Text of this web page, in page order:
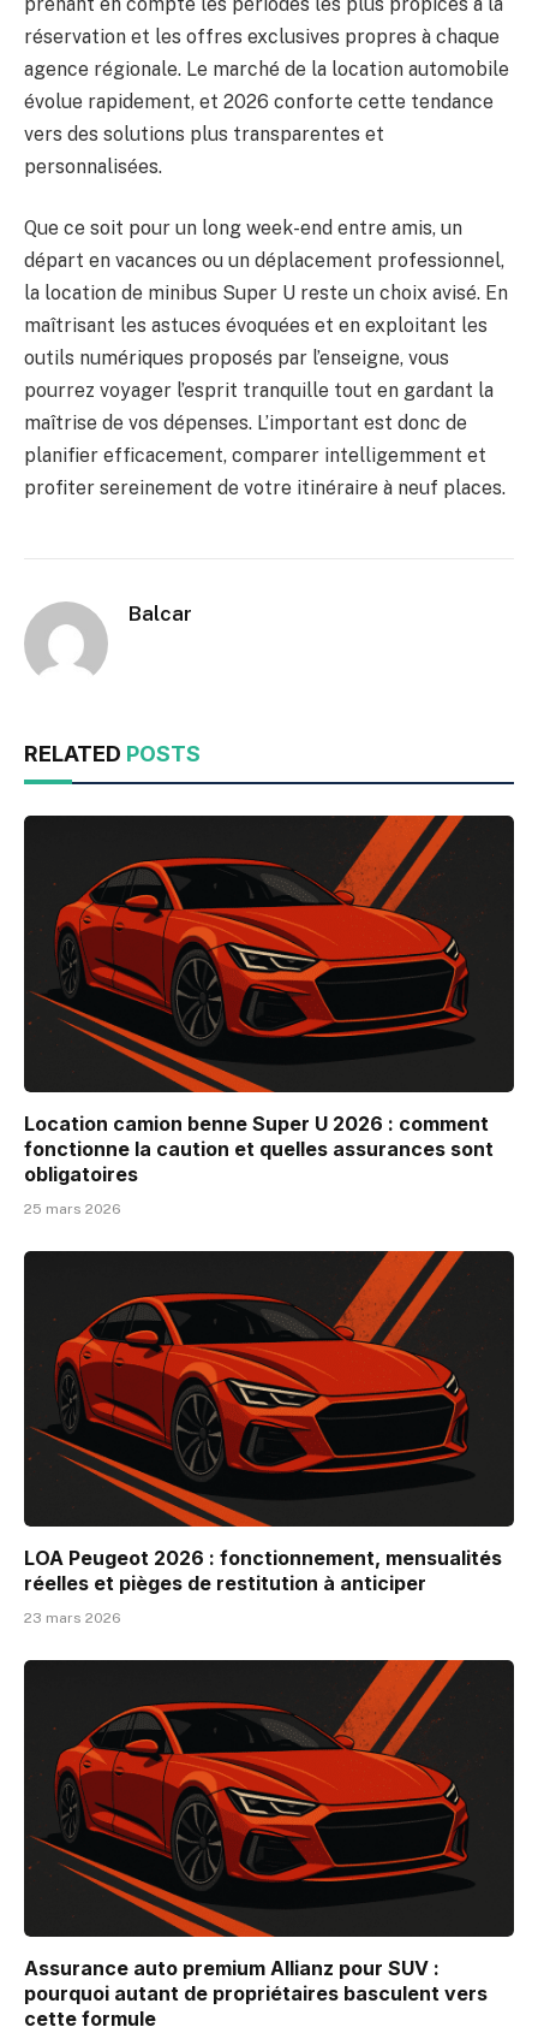
réservation et les offres exclusives propres à chaque
agence régionale. Le marché de la location automobile
évolue rapidement, et 2026 conforte cette tendance
vers des solutions plus transparentes et
personnalisées.
Que ce soit pour un long week-end entre amis, un
départ en vacances ou un déplacement professionnel,
la location de minibus Super U reste un choix avisé. En
maîtrisant les astuces évoquées et en exploitant les
outils numériques proposés par l’enseigne, vous
pourrez voyager l’esprit tranquille tout en gardant la
maîtrise de vos dépenses. L’important est donc de
planifier efficacement, comparer intelligemment et
profiter sereinement de votre itinéraire à neuf places.
Balcar
RELATED POSTS
Location camion benne Super U 2026 : comment
fonctionne la caution et quelles assurances sont
obligatoires
25 mars 2026
LOA Peugeot 2026 : fonctionnement, mensualités
réelles et pièges de restitution à anticiper
23 mars 2026
Assurance auto premium Allianz pour SUV :
pourquoi autant de propriétaires basculent vers
cette formule